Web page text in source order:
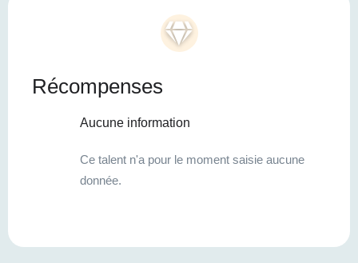
Récompenses
Aucune information
Ce talent n'a pour le moment saisie aucune
donnée.